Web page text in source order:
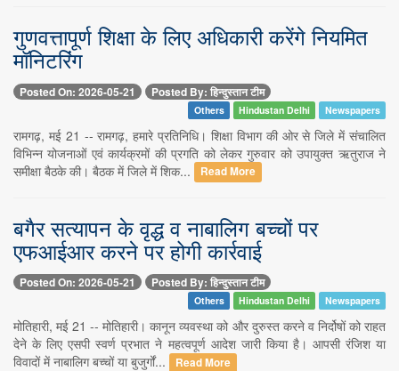
गुणवत्तापूर्ण शिक्षा के लिए अधिकारी करेंगे नियमित
मॉनिटरिंग
Posted On: 2026-05-21 Posted By: हिन्दुस्तान टीम
Others Hindustan Delhi Newspapers
रामगढ़, मई 21 -- रामगढ़, हमारे प्रतिनिधि। शिक्षा विभाग की ओर से जिले में संचालित
विभिन्न योजनाओं एवं कार्यक्रमों की प्रगति को लेकर गुरुवार को उपायुक्त ऋतुराज ने
समीक्षा बैठके की। बैठक में जिले में शिक...
Read More
बगैर सत्यापन के वृद्ध व नाबालिग बच्चों पर
एफआईआर करने पर होगी कार्रवाई
Posted On: 2026-05-21 Posted By: हिन्दुस्तान टीम
Others Hindustan Delhi Newspapers
मोतिहारी, मई 21 -- मोतिहारी। कानून व्यवस्था को और दुरुस्त करने व निर्दोषों को राहत
देने के लिए एसपी स्वर्ण प्रभात ने महत्वपूर्ण आदेश जारी किया है। आपसी रंजिश या
विवादों में नाबालिग बच्चों या बुजुर्गों...
Read More